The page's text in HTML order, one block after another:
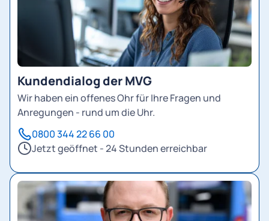
Kundendialog der MVG
Wir haben ein offenes Ohr für Ihre Fragen und
Anregungen - rund um die Uhr.
0800 344 22 66 00
Jetzt geöffnet - 24 Stunden erreichbar